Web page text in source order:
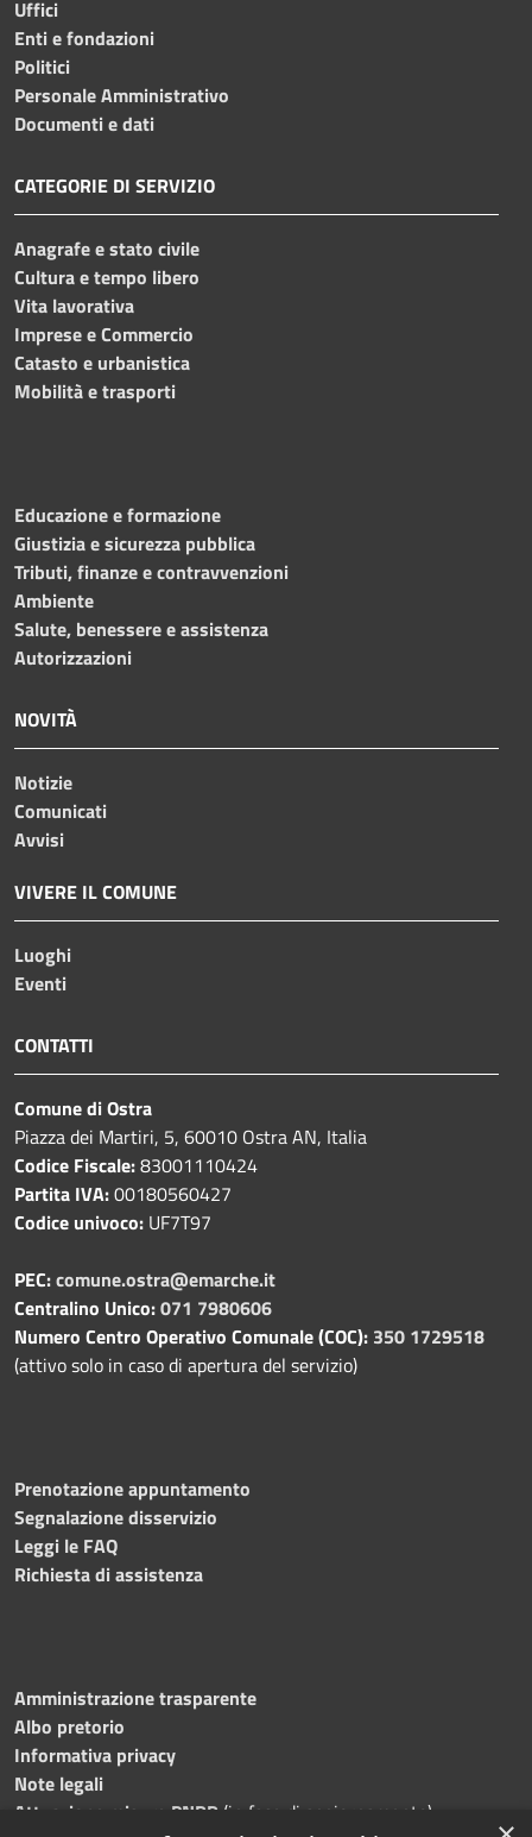
Uffici
Enti e fondazioni
Politici
Personale Amministrativo
Documenti e dati
CATEGORIE DI SERVIZIO
Anagrafe e stato civile
Cultura e tempo libero
Vita lavorativa
Imprese e Commercio
Catasto e urbanistica
Mobilità e trasporti
Educazione e formazione
Giustizia e sicurezza pubblica
Tributi, finanze e contravvenzioni
Ambiente
Salute, benessere e assistenza
Autorizzazioni
NOVITÀ
Notizie
Comunicati
Avvisi
VIVERE IL COMUNE
Luoghi
Eventi
CONTATTI
Comune di Ostra
Piazza dei Martiri, 5, 60010 Ostra AN, Italia
Codice Fiscale:83001110424
Partita IVA:00180560427
Codice univoco: UF7T97
PEC:comune.ostra@emarche.it
Centralino Unico:071 7980606
Numero Centro Operativo Comunale (COC): 350 1729518
(attivo solo in caso di apertura del servizio)
Prenotazione appuntamento
Segnalazione disservizio
Leggi le FAQ
Richiesta di assistenza
Amministrazione trasparente
Albo pretorio
Informativa privacy
Note legali
Attuazione misure PNRR (in fase di aggiornamento)